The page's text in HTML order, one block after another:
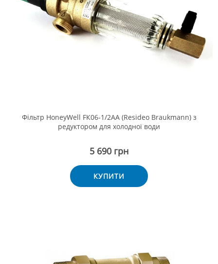
Фільтр HoneyWell FК06-1/2AA (Resideo Braukmann) з
редуктором для холодної води
5 690 грн
КУПИТИ